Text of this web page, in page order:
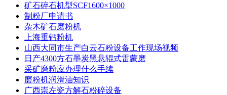
矿石碎石机型SCF1600×1000
制粉厂申请书
杂木矿石磨粉机
上海重钙粉机
山西大同市生产白云石粉设备工作现场视频
日产4300方石墨炭黑悬辊式雷蒙磨
采矿磨粉应办理什么手续
磨粉机润滑油知识
广西崇左瓷方解石粉碎设备